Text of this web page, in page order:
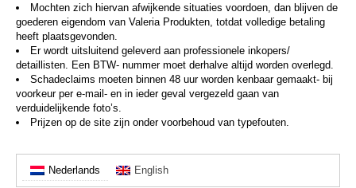
Mochten zich hiervan afwijkende situaties voordoen, dan blijven de
goederen eigendom van Valeria Produkten, totdat volledige betaling
heeft plaatsgevonden.
Er wordt uitsluitend geleverd aan professionele inkopers/
detaillisten. Een BTW- nummer moet derhalve altijd worden overlegd.
Schadeclaims moeten binnen 48 uur worden kenbaar gemaakt- bij
voorkeur per e-mail- en in ieder geval vergezeld gaan van
verduidelijkende foto’s.
Prijzen op de site zijn onder voorbehoud van typefouten.
Nederlands English